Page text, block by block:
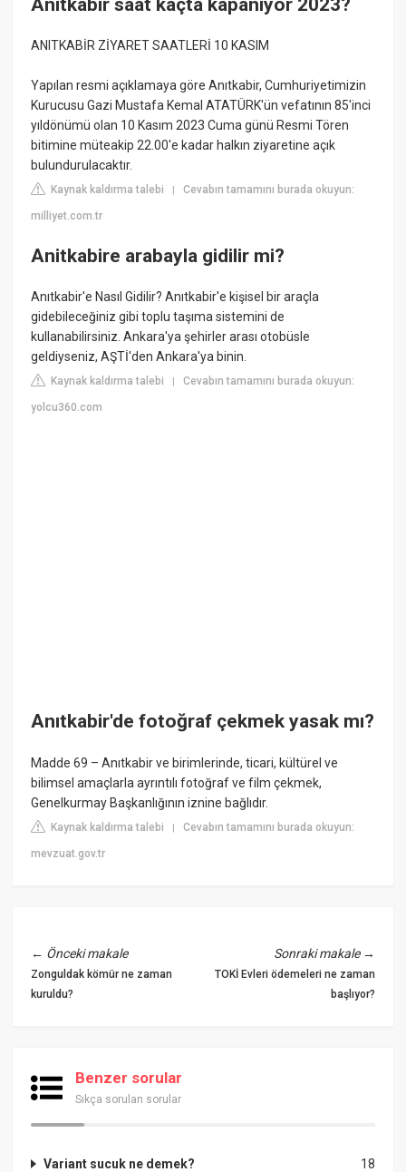
Anıtkabir saat kaçta kapanıyor 2023?
ANITKABİR ZİYARET SAATLERİ 10 KASIM
Yapılan resmi açıklamaya göre Anıtkabir, Cumhuriyetimizin
Kurucusu Gazi Mustafa Kemal ATATÜRK'ün vefatının 85'inci
yıldönümü olan 10 Kasım 2023 Cuma günü Resmi Tören
bitimine müteakip 22.00'e kadar halkın ziyaretine açık
bulundurulacaktır.
Kaynak kaldırma talebi |Cevabın tamamını burada okuyun:
milliyet.com.tr
Anitkabire arabayla gidilir mi?
Anıtkabir'e Nasıl Gidilir? Anıtkabir'e kişisel bir araçla
gidebileceğiniz gibi toplu taşıma sistemini de
kullanabilirsiniz. Ankara'ya şehirler arası otobüsle
geldiyseniz, AŞTİ'den Ankara'ya binin.
Kaynak kaldırma talebi |Cevabın tamamını burada okuyun:
yolcu360.com
Anıtkabir'de fotoğraf çekmek yasak mı?
Madde 69 – Anıtkabir ve birimlerinde, ticari, kültürel ve
bilimsel amaçlarla ayrıntılı fotoğraf ve film çekmek,
Genelkurmay Başkanlığının iznine bağlıdır.
Kaynak kaldırma talebi |Cevabın tamamını burada okuyun:
mevzuat.gov.tr
← Önceki makale
Zonguldak kömür ne zaman
kuruldu?
Sonraki makale→
TOKİ Evleri ödemeleri ne zaman
başlıyor?
Benzer sorular
Sıkça sorulan sorular
18
Variant sucuk ne demek?